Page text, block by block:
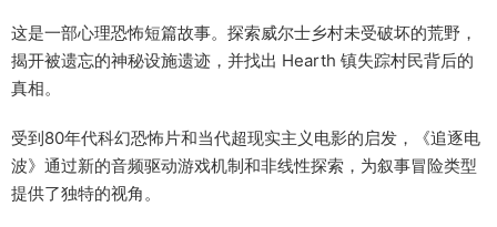
这是一部心理恐怖短篇故事。探索威尔士乡村未受破坏的荒野，
揭开被遗忘的神秘设施遗迹，并找出 Hearth 镇失踪村民背后的
真相。
受到80年代科幻恐怖片和当代超现实主义电影的启发，《追逐电
波》通过新的音频驱动游戏机制和非线性探索，为叙事冒险类型
提供了独特的视角。